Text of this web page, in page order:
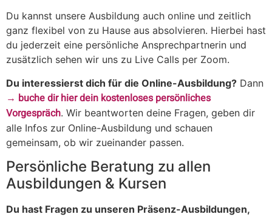
Du kannst unsere Ausbildung auch online und zeitlich
ganz flexibel von zu Hause aus absolvieren. Hierbei hast
du jederzeit eine persönliche Ansprechpartnerin und
zusätzlich sehen wir uns zu Live Calls per Zoom.
Du interessierst dich für die Online-Ausbildung? Dann
buche dir hier dein kostenloses persönliches
Vorgespräch. Wir beantworten deine Fragen, geben dir
alle Infos zur Online-Ausbildung und schauen
gemeinsam, ob wir zueinander passen.
Persönliche Beratung zu allen
Ausbildungen & Kursen
Du hast Fragen zu unseren Präsenz-Ausbildungen,